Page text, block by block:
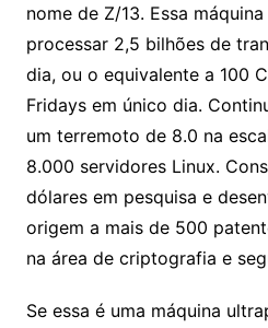
nome de Z/13. Essa
processar 2,5 bilhões de
dia, ou o equivalente a 100
Fridays em único dia.
um terremoto de 8.0 na
8.000 servidores Linux.
dólares em pesquisa e
origem a mais de 500
na área de criptografia e
Se essa é uma máquina